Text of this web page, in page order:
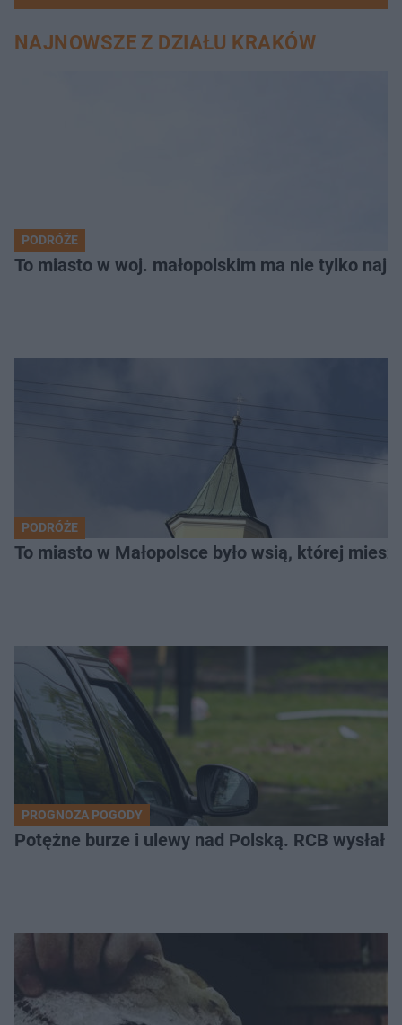
NAJNOWSZE Z DZIAŁU KRAKÓW
PODRÓŻE
To miasto w woj. małopolskim ma nie tylko
PODRÓŻE
To miasto w Małopolsce było wsią, której
PROGNOZA POGODY
Potężne burze i ulewy nad Polską. RCB